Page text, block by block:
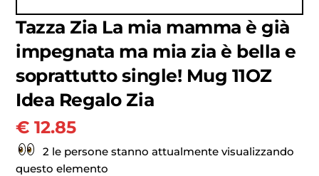
Tazza Zia La mia mamma è già
impegnata ma mia zia è bella e
soprattutto single! Mug 11OZ
Idea Regalo Zia
€ 12.85
2 le persone stanno attualmente visualizzando
questo elemento